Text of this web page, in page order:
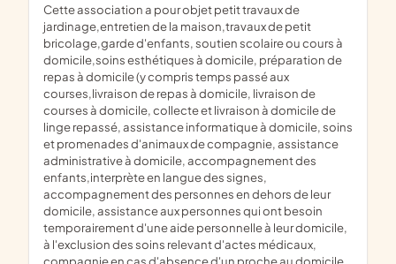
cette association a pour objet petit travaux de
jardinage,entretien de la maison,travaux de petit
bricolage,garde d'enfants, soutien scolaire ou cours à
domicile,soins esthétiques à domicile, préparation de
repas à domicile (y compris temps passé aux
courses,livraison de repas à domicile, livraison de
courses à domicile, collecte et livraison à domicile de
linge repassé, assistance informatique à domicile, soins
et promenades d'animaux de compagnie, assistance
administrative à domicile, accompagnement des
enfants,interprète en langue des signes,
accompagnement des personnes en dehors de leur
domicile, assistance aux personnes qui ont besoin
temporairement d'une aide personnelle à leur domicile,
à l'exclusion des soins relevant d'actes médicaux,
compagnie en cas d'absence d'un proche au domicile,